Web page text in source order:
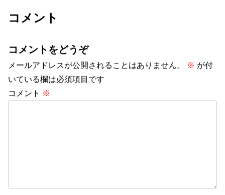
コメント
コメントをどうぞ
メールアドレスが公開されることはありません。 ※ が付
いている欄は必須項目です
コメント ※